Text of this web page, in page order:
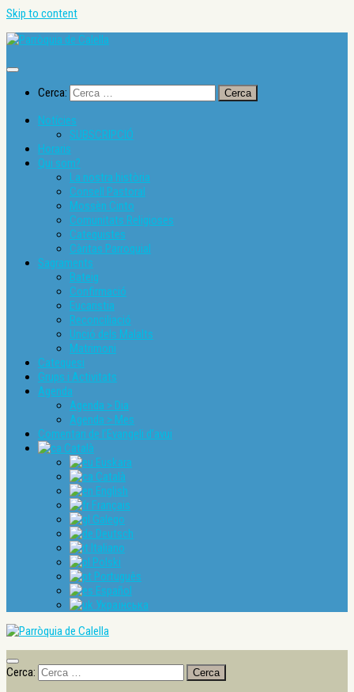
Skip to content
Cerca:
Notícies
SUBSCRIPCIÓ
Horaris
Qui som?
La nostra història
Consell Pastoral
Mossèn Cinto
Comunitats Religioses
Catequistes
Càritas Parroquial
Sagraments
Bateig
Confirmació
Eucaristia
Reconciliació
Unció dels Malalts
Matrimoni
Catequesi
Grups i Activitats
Agenda
Agenda > Dia
Agenda > Mes
Comentari de l’Evangeli d’avui
Català
Euskara
Català
English
Français
Galego
Deutsch
Italiano
Polski
Português
Español
Українська
Cerca: